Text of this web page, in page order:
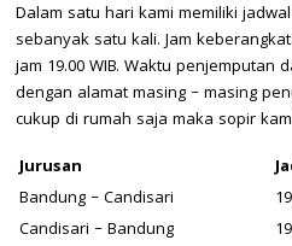
Dalam satu hari kami memiliki
sebanyak satu kali. Jam
jam 19.00 WIB. Waktu penjemputan
dengan alamat masing – masing
cukup di rumah saja maka sopir
Jurusan
Bandung – Candisari
Candisari – Bandung